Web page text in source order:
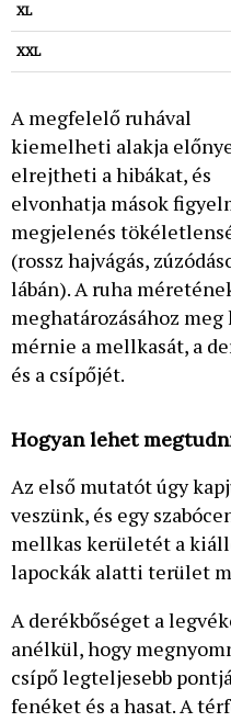
A megfelelő ruhával
kiemelheti alakja
elrejtheti a hibákat, és
elvonhatja mások
megjelenés
(rossz hajvágás,
lábán). A ruha
meghatározásához meg
mérnie a mellkasát, a
és a csípőjét.
Hogyan lehet
Az első mutatót úgy
veszünk, és egy
mellkas kerületét a
lapockák alatti terület
A derékbőséget a
anélkül, hogy
csípő legteljesebb
fenéket és a hasat. A